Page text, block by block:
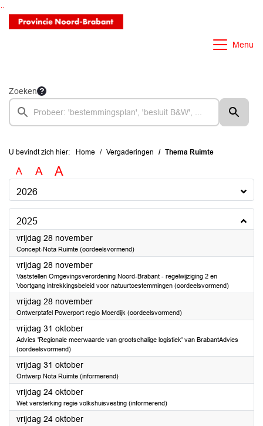
Ga naar de inhoud van deze pagina
Ga naar het zoeken
Ga naar het menu
Menu
Zoeken
U bevindt zich hier: Home Vergaderingen Thema Ruimte
A A A
2026
2025
vrijdag 28 november2025
Concept-Nota Ruimte (oordeelsvormend)
vrijdag 28 november2025
Vaststellen Omgevingsverordening Noord-Brabant - regelwijziging 2 en
Voortgang intrekkingsbeleid voor natuurtoestemmingen (oordeelsvormend)
vrijdag 28 november2025
Ontwerptafel Powerport regio Moerdijk (oordeelsvormend)
vrijdag 31 oktober2025
Advies 'Regionale meerwaarde van grootschalige logistiek' van BrabantAdvies
(oordeelsvormend)
vrijdag 31 oktober2025
Ontwerp Nota Ruimte (informerend)
vrijdag 24 oktober2025
Wet versterking regie volkshuisvesting (informerend)
vrijdag 24 oktober2025